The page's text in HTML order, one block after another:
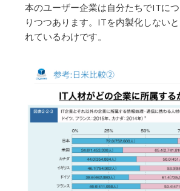
本のユーザー企業は自分たちでITに
りつつあります。ITを内製化しない
れているわけです。